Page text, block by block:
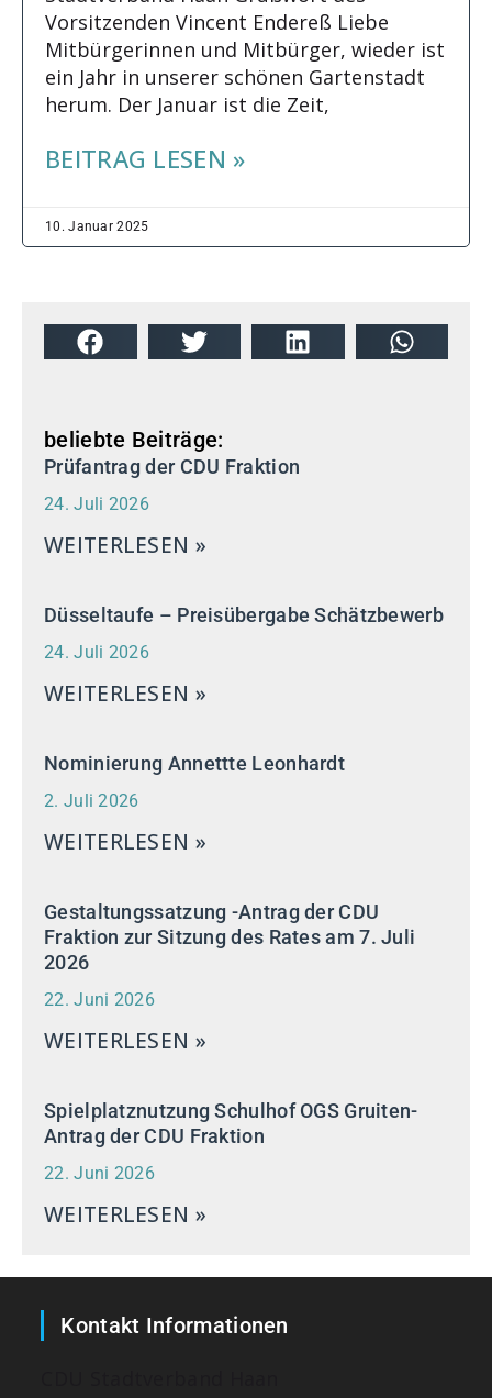
Vorsitzenden Vincent Endereß Liebe
Mitbürgerinnen und Mitbürger, wieder ist
ein Jahr in unserer schönen Gartenstadt
herum. Der Januar ist die Zeit,
BEITRAG LESEN »
10. Januar 2025
beliebte Beiträge:
Prüfantrag der CDU Fraktion
24. Juli 2026
WEITERLESEN »
Düsseltaufe – Preisübergabe Schätzbewerb
24. Juli 2026
WEITERLESEN »
Nominierung Annettte Leonhardt
2. Juli 2026
WEITERLESEN »
Gestaltungssatzung -Antrag der CDU
Fraktion zur Sitzung des Rates am 7. Juli
2026
22. Juni 2026
WEITERLESEN »
Spielplatznutzung Schulhof OGS Gruiten-
Antrag der CDU Fraktion
22. Juni 2026
WEITERLESEN »
Kontakt Informationen